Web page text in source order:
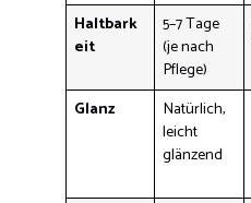
Haltbark
eit
5–7 Tage
(je nach
Pflege)
Glanz
Natürlich,
leicht
glänzend